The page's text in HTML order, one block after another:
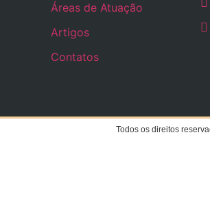
Áreas de Atuação
Artigos
Contatos
Todos os direitos